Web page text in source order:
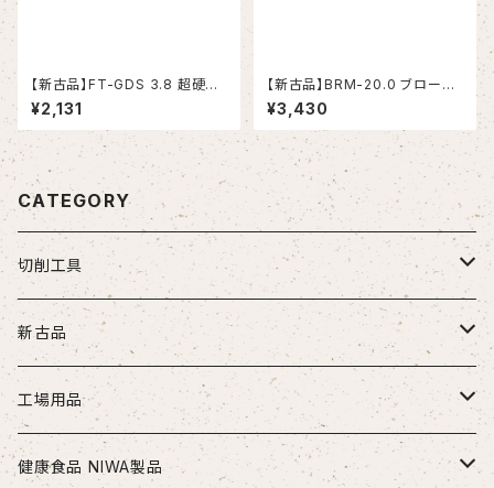
【新古品】FT-GDS 3.8 超硬ド
リル (OSG)
¥2,131
【新古品】BRM-20.0 ブローチ
リーマ モールステーパシャンク
（日研工作所）
¥3,430
CATEGORY
切削工具
ドリル
ソリッドドリル（超硬/ハイス/他）
段付きドリル・座繰りドリル
エンドミル
超硬エンドミル
タップ
新古品
お得セット品
切削工具
工場用品
安全・保護用品
健康食品 NIWA製品